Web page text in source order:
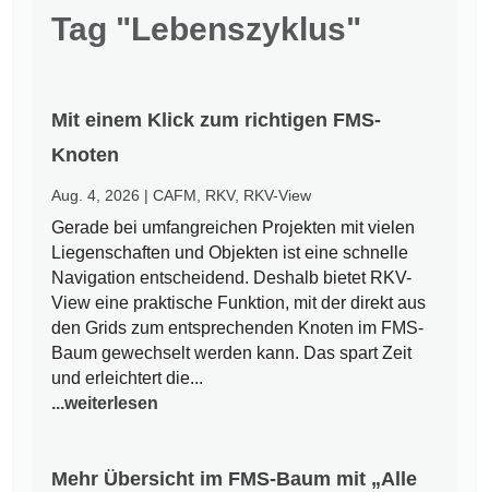
Tag "Lebenszyklus"
Mit einem Klick zum richtigen FMS-
Knoten
Aug. 4, 2026 |CAFM RKV, RKV-View
Gerade bei umfangreichen Projekten mit vielen
Liegenschaften und Objekten ist eine schnelle
Navigation entscheidend. Deshalb bietet RKV-
View eine praktische Funktion, mit der direkt aus
den Grids zum entsprechenden Knoten im FMS-
Baum gewechselt werden kann. Das spart Zeit
und erleichtert die...
...weiterlesen
Mehr Übersicht im FMS-Baum mit „Alle